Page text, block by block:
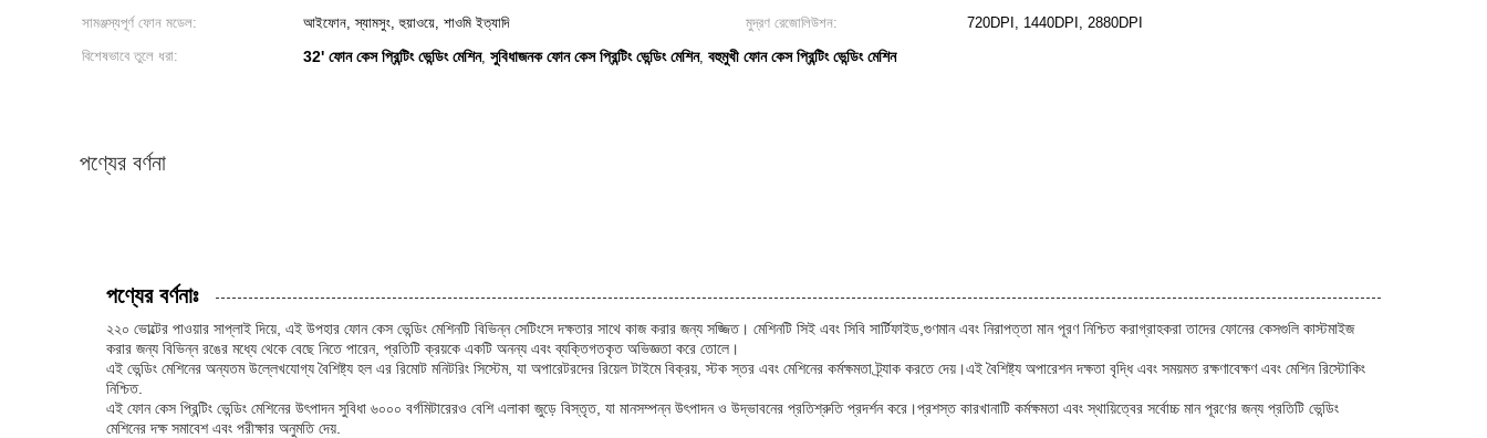
সামঞ্জস্যপূর্ণ ফোন মডেল:
আইফোন, স্যামসুং, হুয়াওয়ে, শাওমি ইত্যাদি মুদ্রণ রেজোলিউশন:
720DPI, 1440DPI, 2880DPI
বিশেষভাবে তুলে ধরা:
32' ফোন কেস প্রিন্টিং ভেন্ডিং মেশিন, সুবিধাজনক ফোন কেস প্রিন্টিং ভেন্ডিং মেশিন, বহুমুখী ফোন কেস প্রিন্টিং ভেন্ডিং মেশিন
পণ্যের বর্ণনা
পণ্যের বর্ণনাঃ
২২০ ভোল্টের পাওয়ার সাপ্লাই দিয়ে, এই উপহার ফোন কেস ভেন্ডিং মেশিনটি বিভিন্ন সেটিংসে দক্ষতার সাথে কাজ করার জন্য সজ্জিত। মেশিনটি সিই এবং সিবি সার্টিফাইড,গুণমান এবং নিরাপত্তা মান পূরণ নিশ্চিত করাগ্রাহকরা তাদের ফোনের কেসগুলি কাস্টমাইজ
করার জন্য বিভিন্ন রঙের মধ্যে থেকে বেছে নিতে পারেন, প্রতিটি ক্রয়কে একটি অনন্য এবং ব্যক্তিগতকৃত অভিজ্ঞতা করে তোলে।
এই ভেন্ডিং মেশিনের অন্যতম উল্লেখযোগ্য বৈশিষ্ট্য হল এর রিমোট মনিটরিং সিস্টেম, যা অপারেটরদের রিয়েল টাইমে বিক্রয়, স্টক স্তর এবং মেশিনের কর্মক্ষমতা ট্র্যাক করতে দেয়।এই বৈশিষ্ট্য অপারেশন দক্ষতা বৃদ্ধি এবং সময়মত রক্ষণাবেক্ষণ এবং মেশিন রিস্টোকিং
নিশ্চিত.
এই ফোন কেস প্রিন্টিং ভেন্ডিং মেশিনের উৎপাদন সুবিধা ৬০০০ বর্গমিটারেরও বেশি এলাকা জুড়ে বিস্তৃত, যা মানসম্পন্ন উৎপাদন ও উদ্ভাবনের প্রতিশ্রুতি প্রদর্শন করে।প্রশস্ত কারখানাটি কর্মক্ষমতা এবং স্থায়িত্বের সর্বোচ্চ মান পূরণের জন্য প্রতিটি ভেন্ডিং
মেশিনের দক্ষ সমাবেশ এবং পরীক্ষার অনুমতি দেয়.